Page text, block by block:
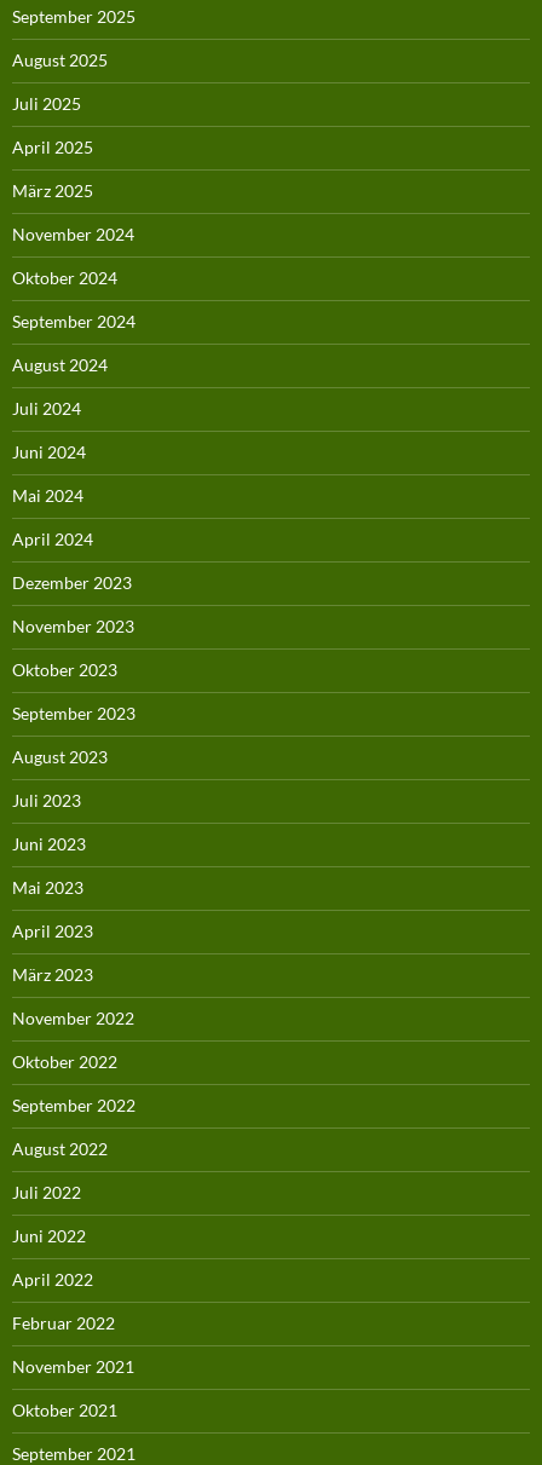
September 2025
August 2025
Juli 2025
April 2025
März 2025
November 2024
Oktober 2024
September 2024
August 2024
Juli 2024
Juni 2024
Mai 2024
April 2024
Dezember 2023
November 2023
Oktober 2023
September 2023
August 2023
Juli 2023
Juni 2023
Mai 2023
April 2023
März 2023
November 2022
Oktober 2022
September 2022
August 2022
Juli 2022
Juni 2022
April 2022
Februar 2022
November 2021
Oktober 2021
September 2021